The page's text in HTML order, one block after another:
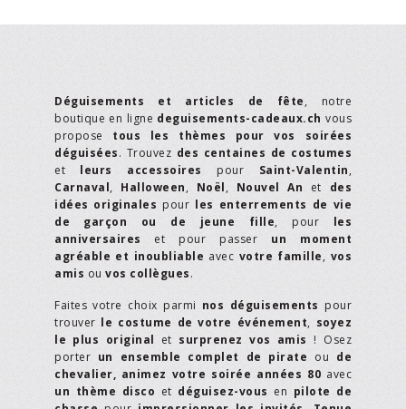
Déguisements et articles de fête, notre
boutique en ligne deguisements-cadeaux.ch vous
propose tous les thèmes pour vos soirées
déguisées. Trouvez des centaines de costumes
et leurs accessoires pour Saint-Valentin,
Carnaval, Halloween, Noël, Nouvel An et des
idées originales pour les enterrements de vie
de garçon ou de jeune fille, pour les
anniversaires et pour passer un moment
agréable et inoubliable avec votre famille, vos
amis ou vos collègues.
Faites votre choix parmi nos déguisements pour
trouver le costume de votre événement, soyez
le plus original et surprenez vos amis ! Osez
porter un ensemble complet de pirate ou de
chevalier, animez votre soirée années 80 avec
un thème disco et déguisez-vous en pilote de